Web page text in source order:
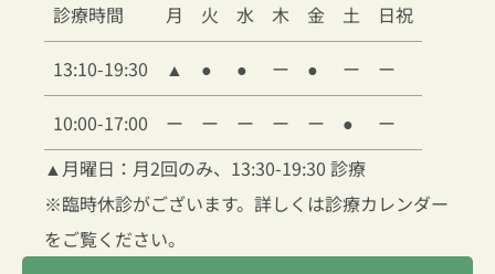
診療時間
月 火 水 木 金 土 日祝
13:10-19:30 ▲ ● ● ー ● ー ー
10:00-17:00 ー ー ー ー ー ●
ー
▲月曜日：月2回のみ、13:30-19:30 診療
※臨時休診がございます。詳しくは診療カレンダー
をご覧ください。